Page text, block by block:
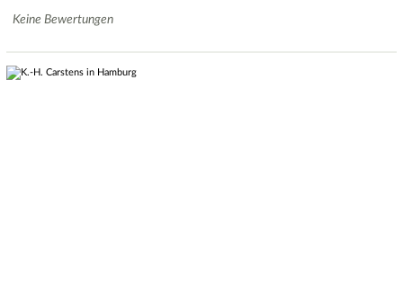
Keine Bewertungen